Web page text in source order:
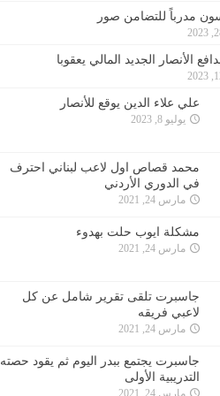
مدرباً للتضامن صور
الأنصار الجديد المالي يعقوبا
علي علاء الدين يوقع للأنصار
يوليو 8, 2023
محمد قصاص اول لاعب لبناني احترف
في الدوري الأردني
مارس 24, 2021
مشكلة ايوب حلت بهدوء
مارس 24, 2021
جاسبرت تلقى تقرير شامل عن كل
لاعبي فريقه
مارس 24, 2021
جاسبرت يجتمع ببدر اليوم ثم يقود حصته
التدريبية الأولى
مارس 24, 2021